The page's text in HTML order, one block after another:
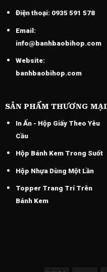
Điện thoại:0935 591 578
Email:
info@banhbaobihop.com
Website:
banhbaobihop.com
SẢN PHẨM THƯƠNG MẠI
In Ấn - Hộp Giấy Theo Yêu
Cầu
Hộp Bánh Kem Trong Suốt
Hộp Nhựa Dùng Một Lần
Topper Trang Trí Trên
Bánh Kem